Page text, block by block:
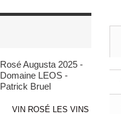
Rosé Augusta 2025 -
Domaine LEOS -
Patrick Bruel
VIN ROSÉ LES VINS